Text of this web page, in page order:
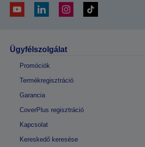
Ügyfélszolgálat
Promóciók
Termékregisztráció
Garancia
CoverPlus regisztráció
Kapcsolat
Kereskedő keresése